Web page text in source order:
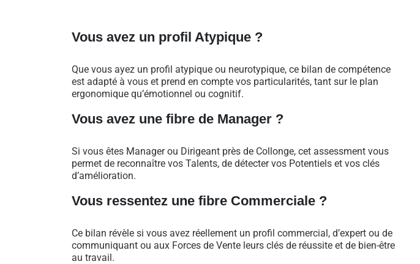
Vous avez un profil Atypique ?
Que vous ayez un profil atypique ou neurotypique, ce bilan de compétence
est adapté à vous et prend en compte vos particularités, tant sur le plan
ergonomique qu’émotionnel ou cognitif.
Vous avez une fibre de Manager ?
Si vous êtes Manager ou Dirigeant près de Collonge, cet assessment vous
permet de reconnaître vos Talents, de détecter vos Potentiels et vos clés
d’amélioration.
Vous ressentez une fibre Commerciale ?
Ce bilan révèle si vous avez réellement un profil commercial, d’expert ou de
communiquant ou aux Forces de Vente leurs clés de réussite et de bien-être
au travail.